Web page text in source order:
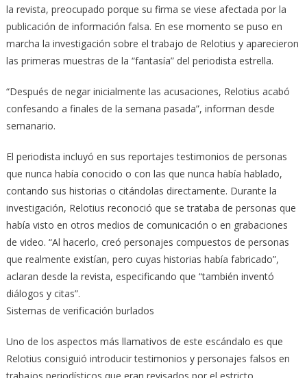
la revista, preocupado porque su firma se viese afectada por la
publicación de información falsa. En ese momento se puso en
marcha la investigación sobre el trabajo de Relotius y aparecieron
las primeras muestras de la “fantasía” del periodista estrella.
“Después de negar inicialmente las acusaciones, Relotius acabó
confesando a finales de la semana pasada”, informan desde
semanario.
El periodista incluyó en sus reportajes testimonios de personas
que nunca había conocido o con las que nunca había hablado,
contando sus historias o citándolas directamente. Durante la
investigación, Relotius reconoció que se trataba de personas que
había visto en otros medios de comunicación o en grabaciones
de video. “Al hacerlo, creó personajes compuestos de personas
que realmente existían, pero cuyas historias había fabricado”,
aclaran desde la revista, especificando que “también inventó
diálogos y citas”.
Sistemas de verificación burlados
Uno de los aspectos más llamativos de este escándalo es que
Relotius consiguió introducir testimonios y personajes falsos en